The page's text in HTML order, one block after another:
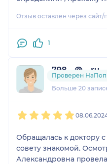
Отзыв оставлен через
1
798....@....ru
4 отзыва
Больше 20
Проверен
Обращалась к доктору
совету знакомой.
Александровна